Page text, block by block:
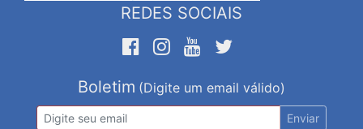
REDES SOCIAIS
Boletim (Digite um email válido)
Enviar